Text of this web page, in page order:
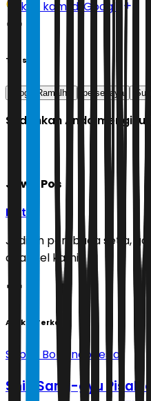
Ikuti kami di Google
Tags
Diogo Ramalho persebaya
Sudahkah Anda
Jawa Pos
Ikuti
Jadilah pembaca setia,
channel kami!
Artikel Terkait
Sepak Bola Indonesia
Shin Sang-gyu Pisah